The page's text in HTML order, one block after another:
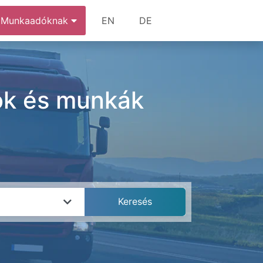
Munkaadóknak EN DE
és munkák